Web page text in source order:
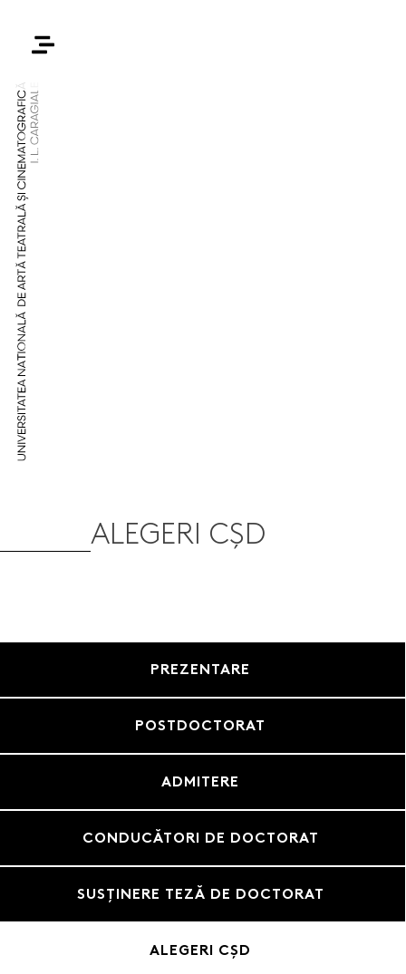
ALEGERI CȘD
PREZENTARE
POSTDOCTORAT
ADMITERE
CONDUCĂTORI DE DOCTORAT
SUSȚINERE TEZĂ DE DOCTORAT
ALEGERI CȘD